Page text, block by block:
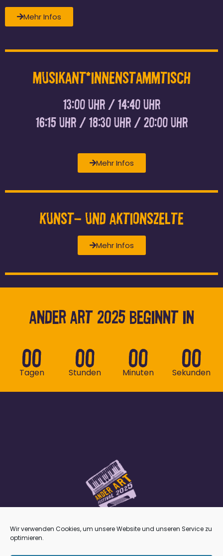
Wir verwenden Cookies, um unsere Website und unseren Service zu
optimieren.
Mehr Infos
Musikant*Innenstammtisch
13:00 Uhr / 14:40 Uhr
16:15 Uhr / 18:30 Uhr / 20:00 Uhr
Mehr Infos
Kunst- und Aktionszelte
Mehr Infos
Ander Art 2025 beginnt in
00
Tagen
00
Stunden
00
Minuten
00
Sekunden
Kulturreferat